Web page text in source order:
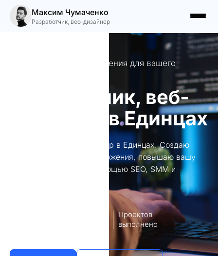
Максим Чумаченко
Разработчик, веб-дизайнер
Профессиональные решения для вашего
Разработчик, веб-
дизайнер в Единцах
Разработчик, веб-дизайнер в Единцах. Создаю
уникальные сайты и приложения, повышаю вашу
онлайн-присутсвие с помощью SEO, SMM и
Проектов
выполнено